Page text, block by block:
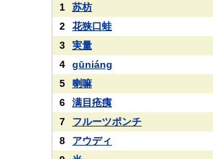
1
苏枋
2
花狭口蛙
3
実量
4
gūniáng
5
喇嘛
6
满目疮痍
7
フルーツポンチ
8
アウディ